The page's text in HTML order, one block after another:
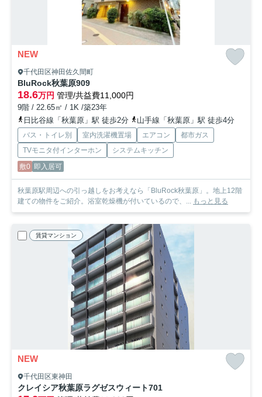
NEW
千代田区神田佐久間町
BluRock秋葉原909
18.6万円 管理/共益費11,000円
9階 / 22.65㎡ / 1K /築23年
日比谷線「秋葉原」駅 徒歩2分
山手線「秋葉原」駅 徒歩4分
バス・トイレ別 室内洗濯機置場 エアコン
都市ガス
TVモニタ付インターホン
システムキッチン
敷0 即入居可
秋葉原駅周辺への引っ越しをお考えなら「BluRock秋葉原」。地上12階
建ての物件をご紹介。浴室乾燥機が付いているので、... もっと見る
賃貸マンション
NEW
千代田区東神田
クレイシア秋葉原ラグゼスウィート701